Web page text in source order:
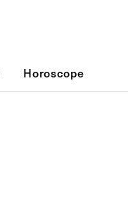
Horoscope